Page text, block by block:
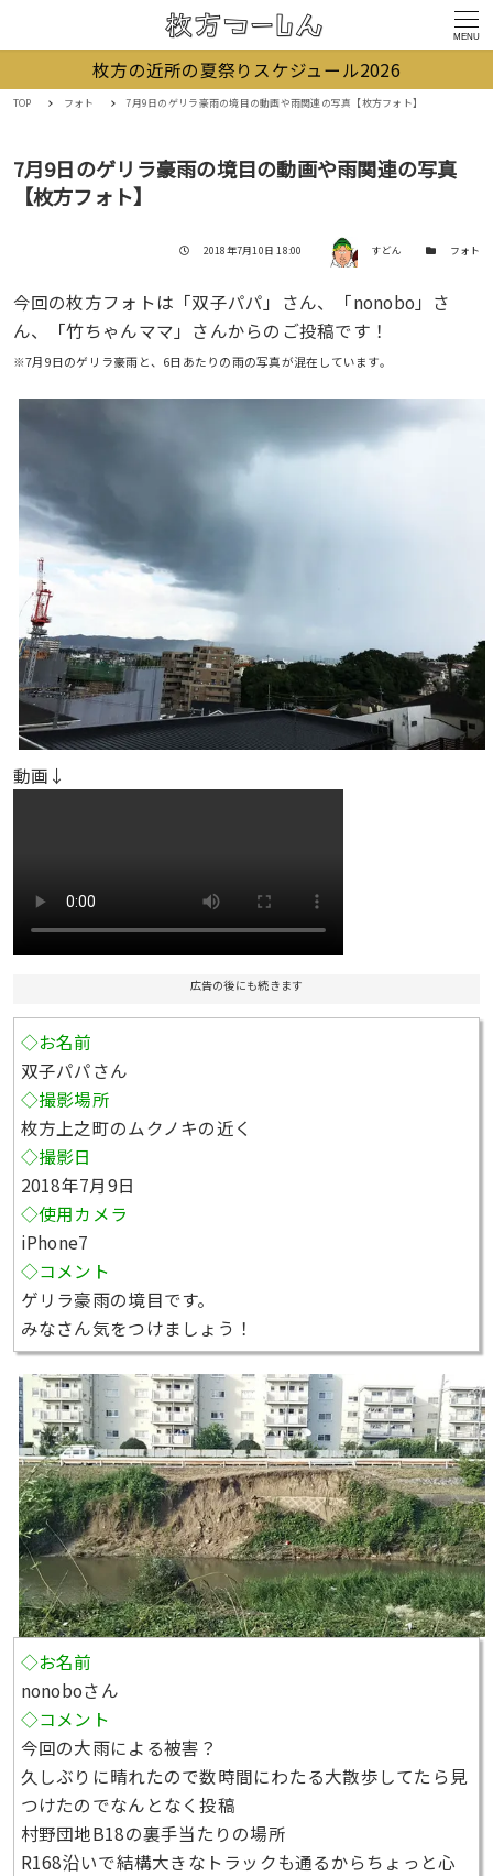
MENU
枚方の近所の夏祭りスケジュール2026
TOP フォト 7月9日のゲリラ豪雨の境目の動画や雨関連の写真【枚方フォト】
7月9日のゲリラ豪雨の境目の動画や雨関連の写真
【枚方フォト】
投稿日
2018年7月10日 18:00 著者 すどん カテゴリー
フォト
今回の枚方フォトは「双子パパ」さん、「nonobo」さ
ん、「竹ちゃんママ」さんからのご投稿です！
※7月9日のゲリラ豪雨と、6日あたりの雨の写真が混在しています。
動画↓
広告の後にも続きます
◇お名前
双子パパさん
◇撮影場所
枚方上之町のムクノキの近く
◇撮影日
2018年7月9日
◇使用カメラ
iPhone7
◇コメント
ゲリラ豪雨の境目です。
みなさん気をつけましょう！
◇お名前
nonoboさん
◇コメント
今回の大雨による被害？
久しぶりに晴れたので数時間にわたる大散歩してたら見
つけたのでなんとなく投稿
村野団地B18の裏手当たりの場所
R168沿いで結構大きなトラックも通るからちょっと心